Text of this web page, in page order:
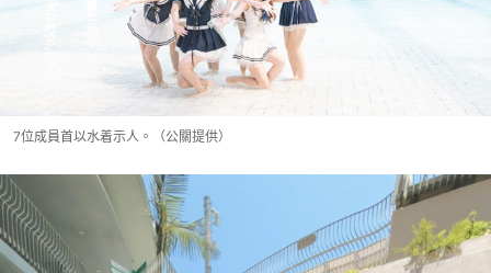
7位成員首以水着示人。（公關提供）